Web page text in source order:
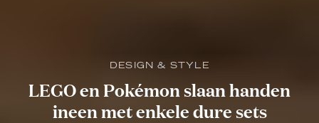
DESIGN & STYLE
LEGO en Pokémon slaan handen
ineen met enkele dure sets